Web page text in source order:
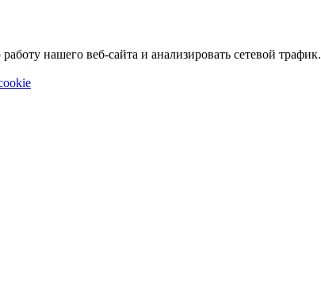
нашего веб-сайта и анализировать сетевой трафик.